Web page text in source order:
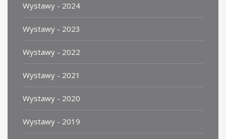
Wystawy - 2024
Wystawy - 2023
Wystawy - 2022
Wystawy - 2021
Wystawy - 2020
Wystawy - 2019